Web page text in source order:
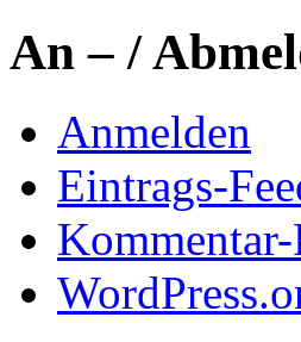
An – /
Anmelden
Eintrags-
Kommentar-